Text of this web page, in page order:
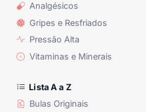
Analgésicos
Gripes e Resfriados
Pressão Alta
Vitaminas e Minerais
Lista A a Z
Bulas Originais